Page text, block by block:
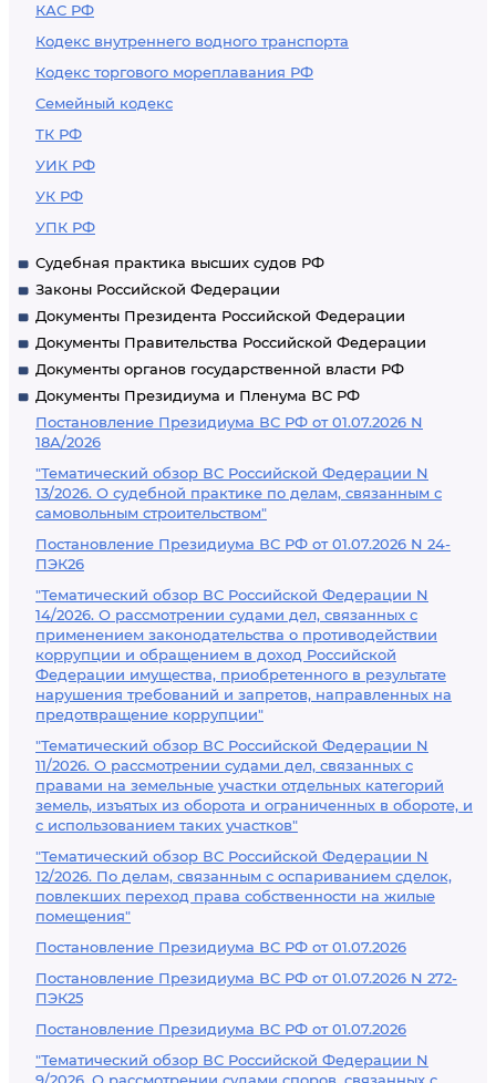
КАС РФ
Кодекс внутреннего водного транспорта
Кодекс торгового мореплавания РФ
Семейный кодекс
ТК РФ
УИК РФ
УК РФ
УПК РФ
Судебная практика высших судов РФ
Законы Российской Федерации
Документы Президента Российской Федерации
Документы Правительства Российской Федерации
Документы органов государственной власти РФ
Документы Президиума и Пленума ВС РФ
Постановление Президиума ВС РФ от 01.07.2026 N
18А/2026
"Тематический обзор ВС Российской Федерации N
13/2026. О судебной практике по делам, связанным с
самовольным строительством"
Постановление Президиума ВС РФ от 01.07.2026 N 24-
ПЭК26
"Тематический обзор ВС Российской Федерации N
14/2026. О рассмотрении судами дел, связанных с
применением законодательства о противодействии
коррупции и обращением в доход Российской
Федерации имущества, приобретенного в результате
нарушения требований и запретов, направленных на
предотвращение коррупции"
"Тематический обзор ВС Российской Федерации N
11/2026. О рассмотрении судами дел, связанных с
правами на земельные участки отдельных категорий
земель, изъятых из оборота и ограниченных в обороте, и
с использованием таких участков"
"Тематический обзор ВС Российской Федерации N
12/2026. По делам, связанным с оспариванием сделок,
повлекших переход права собственности на жилые
помещения"
Постановление Президиума ВС РФ от 01.07.2026
Постановление Президиума ВС РФ от 01.07.2026 N 272-
ПЭК25
Постановление Президиума ВС РФ от 01.07.2026
"Тематический обзор ВС Российской Федерации N